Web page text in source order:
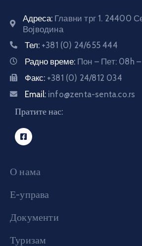
Адреса: Главни трг 1. 24400
Војводина
Тел: +381 (0) 24/655 444
Радно време: Пон – Пет: 08h –
Факс: +381 (0) 24/812 034
Email: info@zenta-senta.co.rs
Пратите нас:
О нама
Е-управа
Документи
Туризам